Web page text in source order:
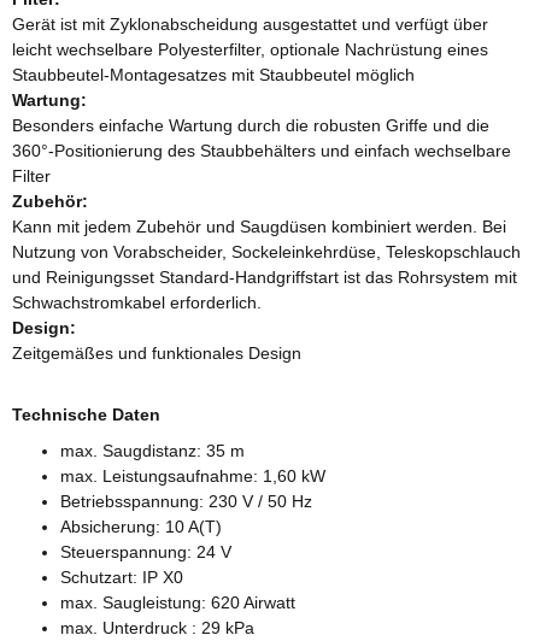
Gerät ist mit Zyklonabscheidung ausgestattet und verfügt über
leicht wechselbare Polyesterfilter, optionale Nachrüstung eines
Staubbeutel-Montagesatzes mit Staubbeutel möglich
Wartung:
Besonders einfache Wartung durch die robusten Griffe und die
360°-Positionierung des Staubbehälters und einfach wechselbare
Filter
Zubehör:
Kann mit jedem Zubehör und Saugdüsen kombiniert werden. Bei
Nutzung von Vorabscheider, Sockeleinkehrdüse, Teleskopschlauch
und Reinigungsset Standard-Handgriffstart ist das Rohrsystem mit
Schwachstromkabel erforderlich.
Design:
Zeitgemäßes und funktionales Design
Technische Daten
max. Saugdistanz: 35 m
max. Leistungsaufnahme: 1,60 kW
Betriebsspannung: 230 V / 50 Hz
Absicherung: 10 A(T)
Steuerspannung: 24 V
Schutzart: IP X0
max. Saugleistung: 620 Airwatt
max. Unterdruck : 29 kPa